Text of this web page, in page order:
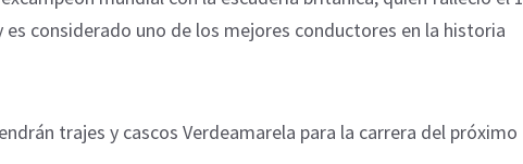
es considerado uno de los mejores conductores en la historia
trajes y cascos Verdeamarela para la carrera del próximo